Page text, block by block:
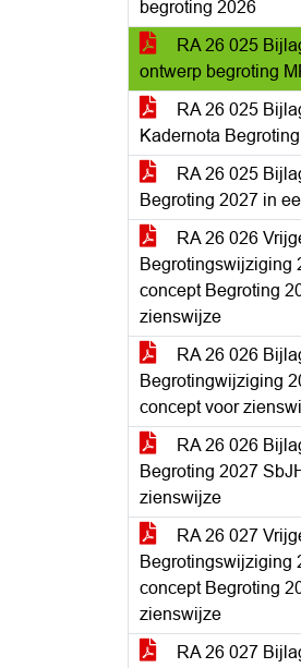
begroting 2026
RA 26 025
ontwerp begroting
RA 26 025
Kadernota
RA 26 025
Begroting 2027 in
RA 26 026
Begrotingswijziging
concept Begroting
zienswijze
RA 26 026
Begrotingwijziging
concept voor
RA 26 026
Begroting 2027
zienswijze
RA 26 027
Begrotingswijziging
concept Begroting
zienswijze
RA 26 027